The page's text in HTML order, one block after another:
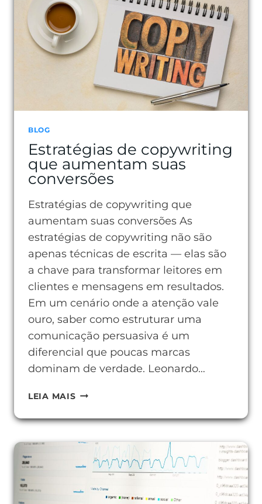
E
O
QUE
ELES
ESPERAM
MARCAS
BLOG
Estratégias de copywriting
que aumentam suas
conversões
Estratégias de copywriting que
aumentam suas conversões As
estratégias de copywriting não são
apenas técnicas de escrita — elas são
a chave para transformar leitores em
clientes e mensagens em resultados.
Em um cenário onde a atenção vale
ouro, saber como estruturar uma
comunicação persuasiva é um
diferencial que poucas marcas
dominam de verdade. Leonardo…
LEIA MAISESTRATÉGIAS
QUE
AUMENTAM
CONVERSÕES